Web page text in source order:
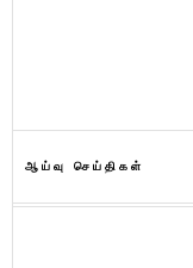
ஆய்வு செய்திகள்